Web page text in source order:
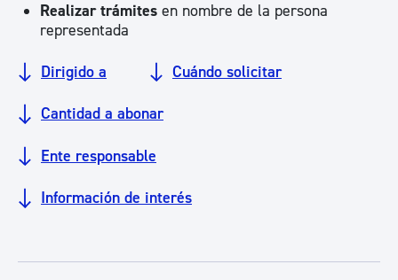
Realizar trámites en nombre de la persona
representada
Dirigido a Cuándo solicitar
Cantidad a abonar
Ente responsable
Información de interés